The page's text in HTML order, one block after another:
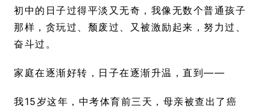
初中的日子过得平淡又无奇，我像无数个普通孩子
那样，贪玩过、颓废过、又被激励起来，努力过、
奋斗过。
家庭在逐渐好转，日子在逐渐升温，直到——
我15岁这年，中考体育前三天，母亲被查出了癌